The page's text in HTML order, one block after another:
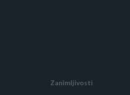
Zanimljivosti